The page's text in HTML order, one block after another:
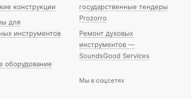
vintage clean. Не для хай-гейн.
конструкции
для
инструментов
оборудование
государственные тендеры
Prozorro
Ремонт духовых
инструментов —
SoundsGood Services
Мы в соцсетях